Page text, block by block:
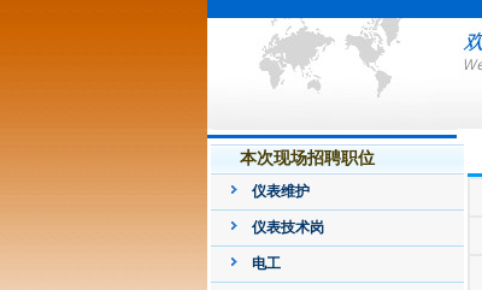
本次现场招聘职位
仪表维护
仪表技术岗
电工